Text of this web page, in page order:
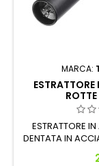
MARCA:
ESTRATTORE
ESTRATTORE
DENTATA IN